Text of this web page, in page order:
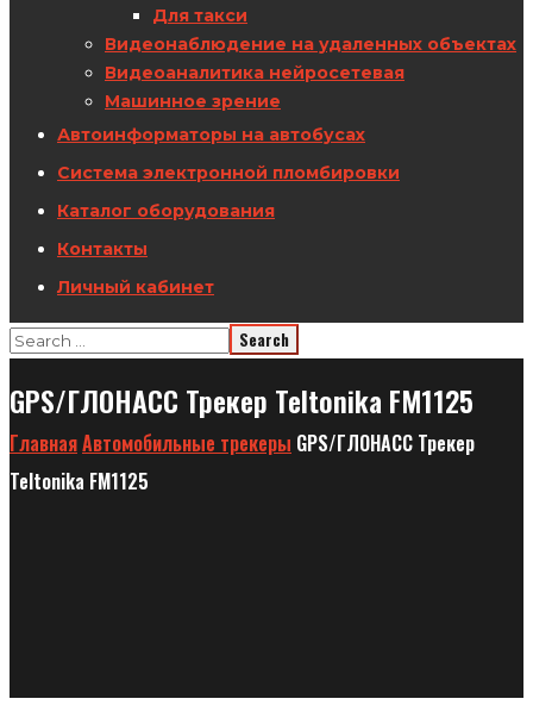
Для такси
Видеонаблюдение на удаленных объектах
Видеоаналитика нейросетевая
Машинное зрение
Автоинформаторы на автобусах
Система электронной пломбировки
Каталог оборудования
Контакты
Личный кабинет
GPS/ГЛОНАСС Трекер Teltonika FM1125
ГлавнаяАвтомобильные трекеры GPS/ГЛОНАСС Трекер
Teltonika FM1125